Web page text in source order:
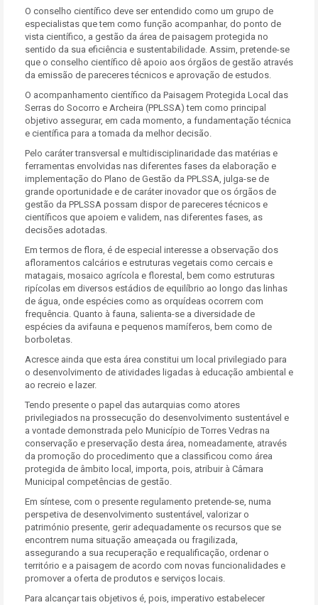
O conselho científico deve ser entendido como um grupo de
especialistas que tem como função acompanhar, do ponto de
vista científico, a gestão da área de paisagem protegida no
sentido da sua eficiência e sustentabilidade. Assim, pretende-se
que o conselho científico dê apoio aos órgãos de gestão através
da emissão de pareceres técnicos e aprovação de estudos.
O acompanhamento científico da Paisagem Protegida Local das
Serras do Socorro e Archeira (PPLSSA) tem como principal
objetivo assegurar, em cada momento, a fundamentação técnica
e científica para a tomada da melhor decisão.
Pelo caráter transversal e multidisciplinaridade das matérias e
ferramentas envolvidas nas diferentes fases da elaboração e
implementação do Plano de Gestão da PPLSSA, julga-se de
grande oportunidade e de caráter inovador que os órgãos de
gestão da PPLSSA possam dispor de pareceres técnicos e
científicos que apoiem e validem, nas diferentes fases, as
decisões adotadas.
Em termos de flora, é de especial interesse a observação dos
afloramentos calcários e estruturas vegetais como cercais e
matagais, mosaico agrícola e florestal, bem como estruturas
ripícolas em diversos estádios de equilíbrio ao longo das linhas
de água, onde espécies como as orquídeas ocorrem com
frequência. Quanto à fauna, salienta-se a diversidade de
espécies da avifauna e pequenos mamíferos, bem como de
borboletas.
Acresce ainda que esta área constitui um local privilegiado para
o desenvolvimento de atividades ligadas à educação ambiental e
ao recreio e lazer.
Tendo presente o papel das autarquias como atores
privilegiados na prossecução do desenvolvimento sustentável e
a vontade demonstrada pelo Município de Torres Vedras na
conservação e preservação desta área, nomeadamente, através
da promoção do procedimento que a classificou como área
protegida de âmbito local, importa, pois, atribuir à Câmara
Municipal competências de gestão.
Em síntese, com o presente regulamento pretende-se, numa
perspetiva de desenvolvimento sustentável, valorizar o
património presente, gerir adequadamente os recursos que se
encontrem numa situação ameaçada ou fragilizada,
assegurando a sua recuperação e requalificação, ordenar o
território e a paisagem de acordo com novas funcionalidades e
promover a oferta de produtos e serviços locais.
Para alcançar tais objetivos é, pois, imperativo estabelecer